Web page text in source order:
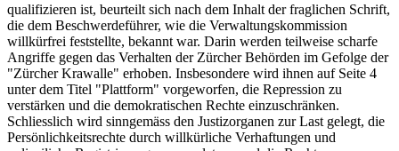
qualifizieren ist, beurteilt sich nach dem Inhalt der fraglichen Schrift,
die dem Beschwerdeführer, wie die Verwaltungskommission
willkürfrei feststellte, bekannt war. Darin werden teilweise scharfe
Angriffe gegen das Verhalten der Zürcher Behörden im Gefolge der
"Zürcher Krawalle" erhoben. Insbesondere wird ihnen auf Seite 4
unter dem Titel "Plattform" vorgeworfen, die Repression zu
verstärken und die demokratischen Rechte einzuschränken.
Schliesslich wird sinngemäss den Justizorganen zur Last gelegt, die
Persönlichkeitsrechte durch willkürliche Verhaftungen und